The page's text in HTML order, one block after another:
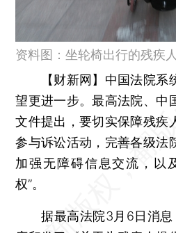
资料图：坐轮椅出行的残疾
【财新网】 中国法院系
望更进一步。最高法院、中
文件提出，要切实保障残疾
参与诉讼活动，完善各级法
加强无障碍信息交流，以
权”。
据最高法院3月6日消息